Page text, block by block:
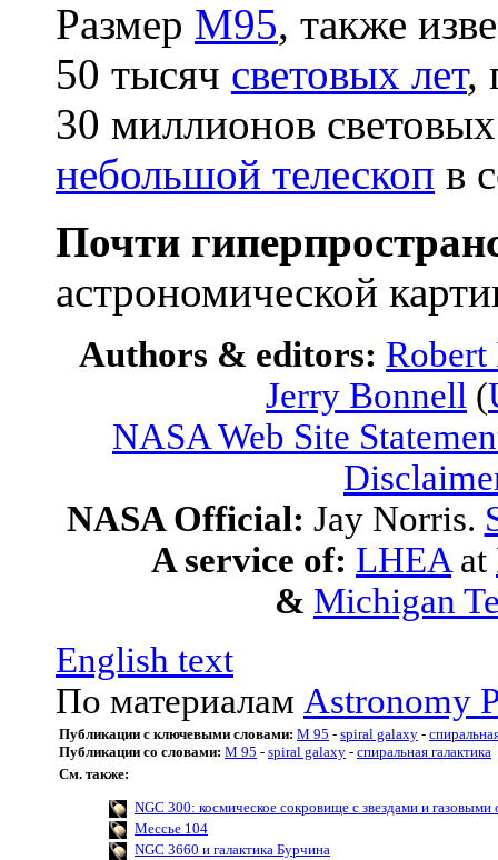
Размер M95, также
50 тысяч световых лет,
30 миллионов
небольшой телескоп в
Почти
астрономической
Authors & editors:
Jerry Bonnell (
NASA Web Site
NASA Official: Jay Norris.
A service of: LHEA at
& Michigan
English text
По материалам Astronomy
Публикации с ключевыми словами: M 95 - spiral galaxy -
Публикации со словами: M 95 - spiral galaxy - спиральная галактика
См. также:
NGC 300: космическое сокровище с звездами и газовыми
Мессье 104
NGC 3660 и галактика Бурчина